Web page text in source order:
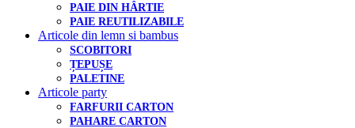
PAIE DIN HÂRTIE
PAIE REUTILIZABILE
Articole din lemn si bambus
SCOBITORI
ȚEPUȘE
PALETINE
Articole party
FARFURII CARTON
PAHARE CARTON